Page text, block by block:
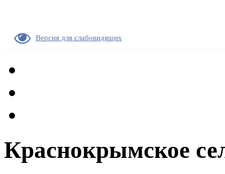
Версия для слабовидящих
Краснокрымское